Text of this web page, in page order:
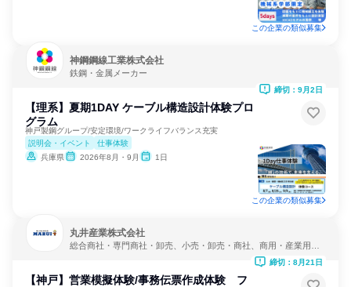
この企業の類似募集
神鋼鋼線工業株式会社
鉄鋼・金属メーカー
【理系】夏期1DAY ケーブル構造設計体験プロ
グラム
神戸製鋼グループ/安定環境/ワークライフバランス充実
説明会・イベント
仕事体験
兵庫県
2026年8月・9月 1日
締切：9月2日
この企業の類似募集
丸井産業株式会社
総合商社・専門商社・卸売、小売・卸売・商社、商用・産業用機
【神戸】営業模擬体験/事務伝票作成体験 フ
締切：8月21日